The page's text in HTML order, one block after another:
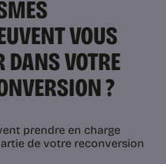
VOUS
VOTRE
?
prendre en charge
de votre reconversion